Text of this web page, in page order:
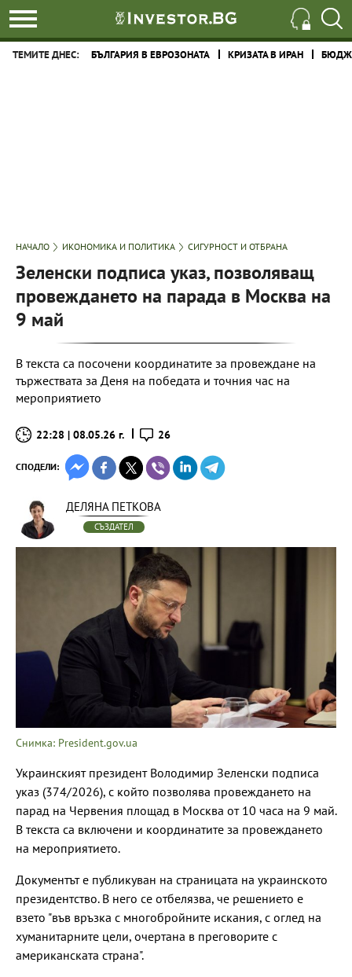
ТЕМИТЕ ДНЕС: БЪЛГАРИЯ В ЕВРОЗОНАТА КРИЗАТА В ИРАН
НАЧАЛО ИКОНОМИКА И ПОЛИТИКА СИГУРНОСТ И ОТБРАНА
Зеленски подписа указ, позволяващ
провеждането на парада в Москва на
9 май
В текста са посочени координатите за провеждане на
тържествата за Деня на победата и точния час на
мероприятието
22:28 | 08.05.26 г. 26
СПОДЕЛИ:
ДЕЛЯНА ПЕТКОВА
СЪЗДАТЕЛ
Снимка: President.gov.ua
Украинският президент Володимир Зеленски подписа
указ (374/2026), с който позволява провеждането на
парад на Червения площад в Москва от 10 часа на 9 май.
В текста са включени и координатите за провеждането
на мероприятието.
Документът е публикуван на страницата на украинското
президентство. В него се отбелязва, че решението е
взето "във връзка с многобройните искания, с оглед на
хуманитарните цели, очертана в преговорите с
американската страна".